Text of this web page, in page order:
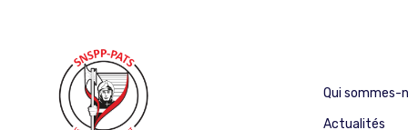
Qui sommes-
Actualités